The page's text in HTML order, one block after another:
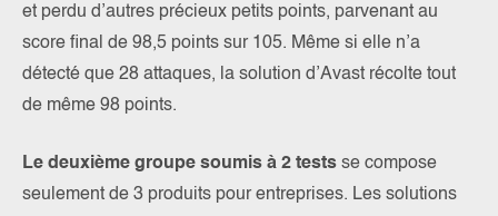
et perdu d’autres précieux petits points, parvenant au
score final de 98,5 points sur 105. Même si elle n’a
détecté que 28 attaques, la solution d’Avast récolte tout
de même 98 points.
Le deuxième groupe soumis à 2 tests se compose
seulement de 3 produits pour entreprises. Les solutions